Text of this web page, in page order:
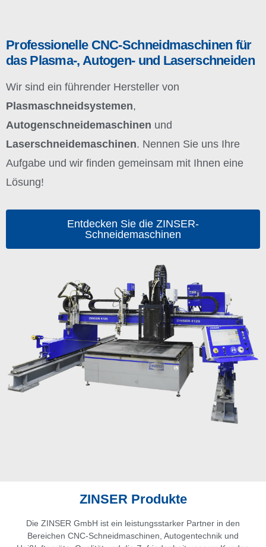
Professionelle CNC-Schneidmaschinen für
das Plasma-, Autogen- und Laserschneiden
Wir sind ein führender Hersteller von
Plasmaschneidsystemen,
Autogenschneidemaschinen und
Laserschneidemaschinen. Nennen Sie uns Ihre
Aufgabe und wir finden gemeinsam mit Ihnen eine
Lösung!
Entdecken Sie die ZINSER-
Schneidemaschinen
ZINSER Produkte
Die ZINSER GmbH ist ein leistungsstarker Partner in den
Bereichen CNC-Schneidmaschinen, Autogentechnik und